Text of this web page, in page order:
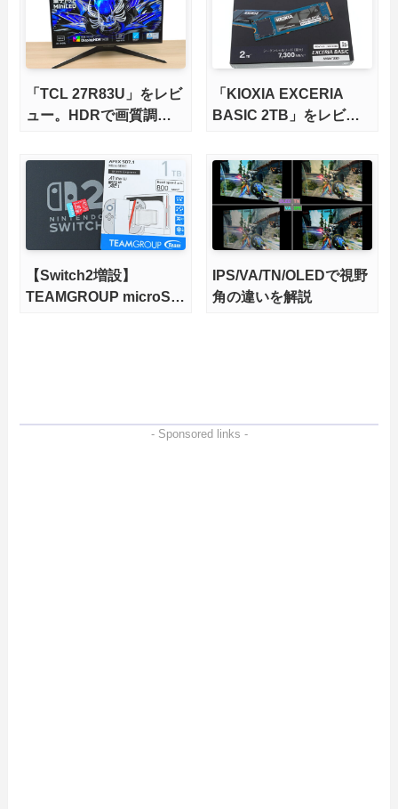
底検証
「TCL 27R83U」をレビ
ュー。HDRで画質調整
輝度も発揮！
「KIOXIA EXCERIA
BASIC 2TB」をレビュ
力、高性能、高コスパを
実現！
【Switch2増設】
TEAMGROUP microSD
IPS/VA/TN/OLEDで視野
角の違いを解説
- Sponsored links -